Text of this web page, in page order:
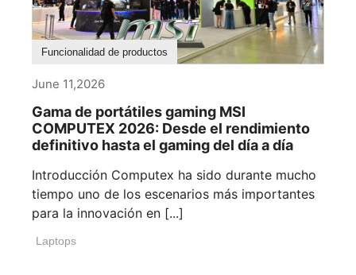
Funcionalidad de productos
June 11,2026
Gama de portátiles gaming MSI
COMPUTEX 2026: Desde el rendimiento
definitivo hasta el gaming del día a día
Introducción Computex ha sido durante mucho
tiempo uno de los escenarios más importantes
para la innovación en [...]
Laptops